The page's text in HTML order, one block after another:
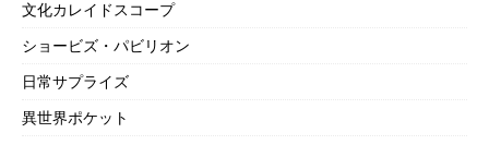
文化カレイドスコープ
ショービズ・パビリオン
日常サプライズ
異世界ポケット